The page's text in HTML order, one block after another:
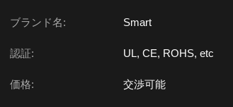
ブランド名: Smart
認証: UL, CE, ROHS, etc
価格: 交渉可能